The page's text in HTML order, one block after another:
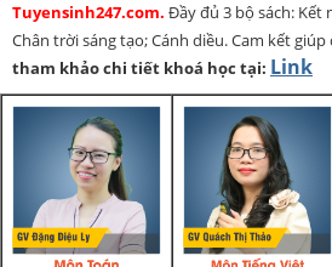
Tuyensinh247.com. Đầy đủ 3 bộ sách: Kết
Chân trời sáng tạo; Cánh diều. Cam kết
tham khảo chi tiết khoá học tại: Link